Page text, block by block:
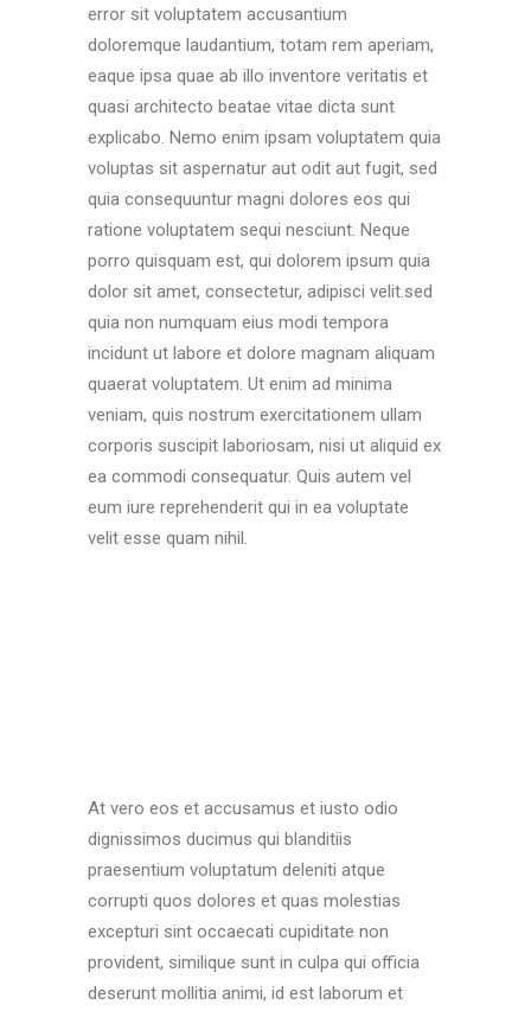
error sit voluptatem accusantium
doloremque laudantium, totam rem aperiam,
eaque ipsa quae ab illo inventore veritatis et
quasi architecto beatae vitae dicta sunt
explicabo. Nemo enim ipsam voluptatem quia
voluptas sit aspernatur aut odit aut fugit, sed
quia consequuntur magni dolores eos qui
ratione voluptatem sequi nesciunt. Neque
porro quisquam est, qui dolorem ipsum quia
dolor sit amet, consectetur, adipisci velit.sed
quia non numquam eius modi tempora
incidunt ut labore et dolore magnam aliquam
quaerat voluptatem. Ut enim ad minima
veniam, quis nostrum exercitationem ullam
corporis suscipit laboriosam, nisi ut aliquid ex
ea commodi consequatur. Quis autem vel
eum iure reprehenderit qui in ea voluptate
velit esse quam nihil.
At vero eos et accusamus et iusto odio
dignissimos ducimus qui blanditiis
praesentium voluptatum deleniti atque
corrupti quos dolores et quas molestias
excepturi sint occaecati cupiditate non
provident, similique sunt in culpa qui officia
deserunt mollitia animi, id est laborum et